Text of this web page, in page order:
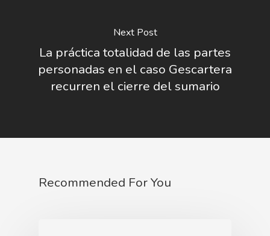
Next Post
La práctica totalidad de las partes
personadas en el caso Gescartera
recurren el cierre del sumario
Recommended For You